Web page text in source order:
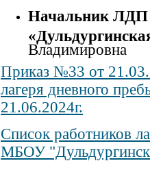
Начальник
Владимировна
Приказ №33 от
лагеря дневного
21.06.2024г.
Список работников
МБОУ